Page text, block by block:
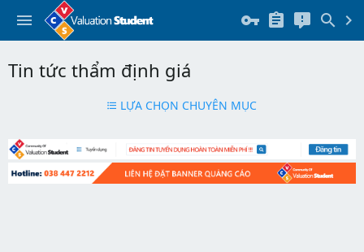
Tin tức thẩm định giá
LỰA CHỌN CHUYÊN MỤC